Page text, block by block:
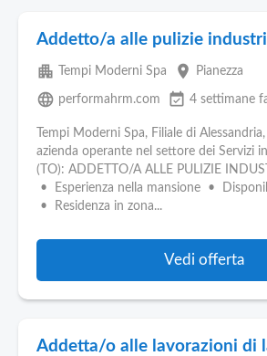
Addetto/a alle pulizie
apartment Tempi Moderni Spa place Pianezza
language performahrm.com event_available 4 settimane
Tempi Moderni Spa, Filiale di
azienda operante nel settore dei Servizi
(TO): ADDETTO/A ALLE PULIZIE
• Esperienza nella mansione •
• Residenza in zona...
Vedi offerta
Addetta/o alle lavorazioni di